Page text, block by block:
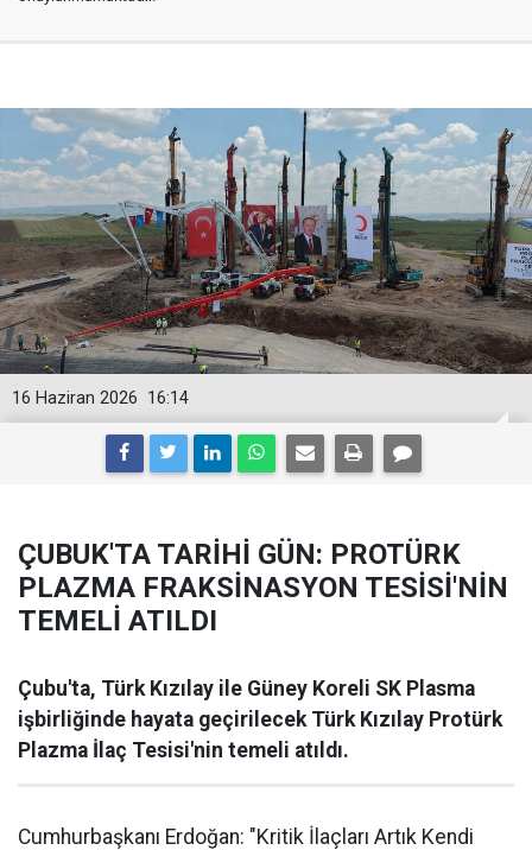
16:14
16 Haziran 2026
ÇUBUK'TA TARİHİ GÜN: PROTÜRK
PLAZMA FRAKSİNASYON TESİSİ'NİN
TEMELİ ATILDI
Çubu'ta, Türk Kızılay ile Güney Koreli SK Plasma
işbirliğinde hayata geçirilecek Türk Kızılay Protürk
Plazma İlaç Tesisi'nin temeli atıldı.
Cumhurbaşkanı Erdoğan: "Kritik İlaçları Artık Kendi